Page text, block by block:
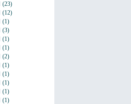
(23)
(12)
(1)
(3)
(1)
(1)
(2)
(1)
(1)
(1)
(1)
(1)